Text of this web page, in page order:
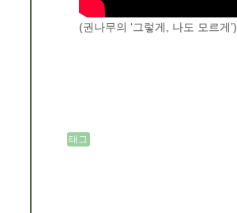
(권나무의 ‘그렇게, 나도 모르게’)
태그